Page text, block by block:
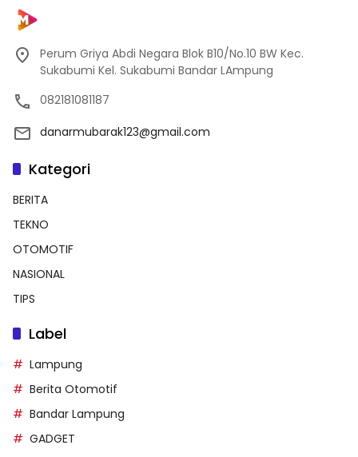
Perum Griya Abdi Negara Blok B10/No.10 BW Kec.
Sukabumi Kel. Sukabumi Bandar LAmpung
082181081187
danarmubarak123@gmail.com
Kategori
BERITA
TEKNO
OTOMOTIF
NASIONAL
TIPS
Label
Lampung
Berita Otomotif
Bandar Lampung
GADGET